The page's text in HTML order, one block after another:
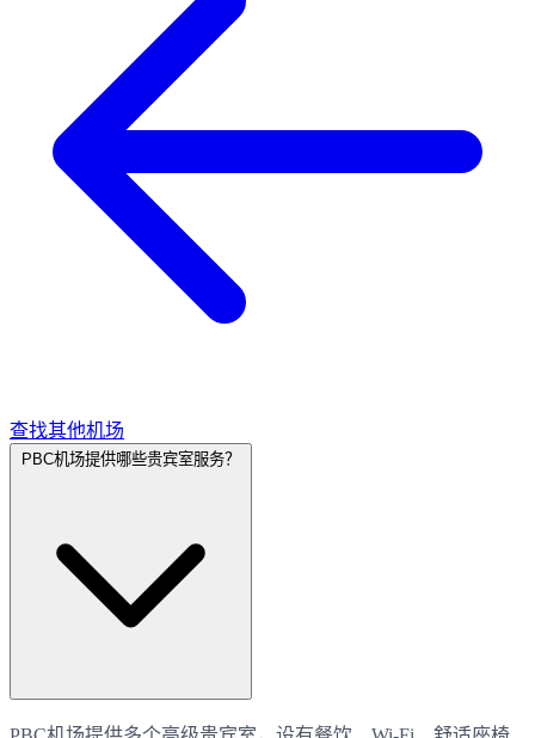
查找其他机场
PBC机场提供哪些贵宾室服务？